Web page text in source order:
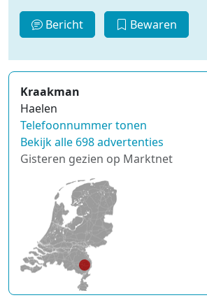
Bericht Bewaren
Kraakman
Haelen
Telefoonnummer tonen
Bekijk alle 698 advertenties
Gisteren gezien op Marktnet